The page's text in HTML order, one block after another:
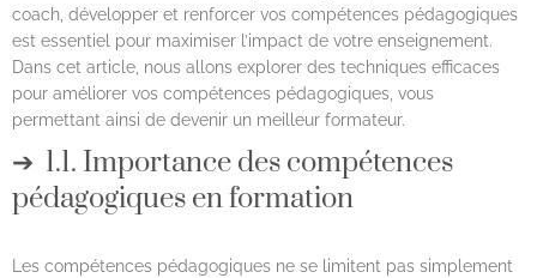
coach, développer et renforcer vos compétences pédagogiques
est essentiel pour maximiser l’impact de votre enseignement.
Dans cet article, nous allons explorer des techniques efficaces
pour améliorer vos compétences pédagogiques, vous
permettant ainsi de devenir un meilleur formateur.
1.1. Importance des compétences
pédagogiques en formation
Les compétences pédagogiques ne se limitent pas simplement